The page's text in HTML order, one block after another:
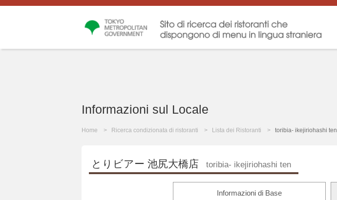
Informazioni sul Locale
Home Ricerca condizionata di ristoranti Lista dei Ristoranti toribia- ikejiriohashi ten
とりビアー 池尻大橋店 toribia- ikejiriohashi ten
Informazioni di Base